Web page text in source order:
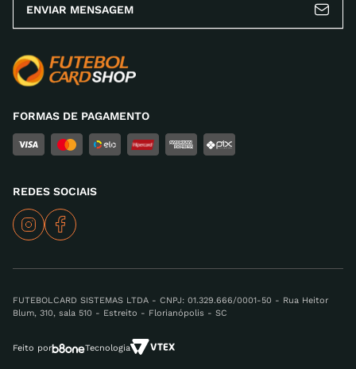
ENVIAR MENSAGEM
FORMAS DE PAGAMENTO
REDES SOCIAIS
FUTEBOLCARD SISTEMAS LTDA - CNPJ: 01.329.666/0001-50 - Rua Heitor
Blum, 310, sala 510 - Estreito - Florianópolis - SC
Feito por Tecnologia